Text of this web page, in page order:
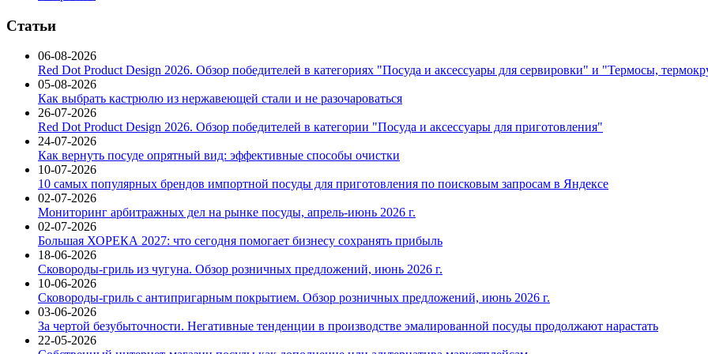
Статьи
06-08-2026
Red Dot Product Design 2026. Обзор победителей в категориях "Посуда и аксессуары для сервировки" и "Термосы,
05-08-2026
Как выбрать кастрюлю из нержавеющей стали и не разочароваться
26-07-2026
Red Dot Product Design 2026. Обзор победителей в категории "Посуда и аксессуары для приготовления"
24-07-2026
Как вернуть посуде опрятный вид: эффективные способы очистки
10-07-2026
10 самых популярных брендов импортной посуды для приготовления по поисковым запросам в Яндексе
02-07-2026
Мониторинг арбитражных дел на рынке посуды, апрель-июнь 2026 г.
02-07-2026
Большая ХОРЕКА 2027: что сегодня помогает бизнесу сохранять прибыль
18-06-2026
Сковороды-гриль из чугуна. Обзор розничных предложений, июнь 2026 г.
10-06-2026
Сковороды-гриль с антипригарным покрытием. Обзор розничных предложений, июнь 2026 г.
03-06-2026
За чертой безубыточности. Негативные тенденции в производстве эмалированной посуды продолжают нарастать
22-05-2026